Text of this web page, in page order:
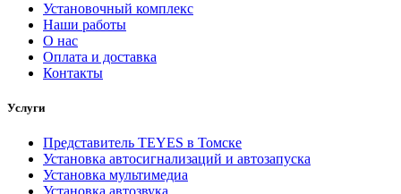
Установочный комплекс
Наши работы
О нас
Оплата и доставка
Контакты
Услуги
Представитель TEYES в Томске
Установка автосигнализаций и автозапуска
Установка мультимедиа